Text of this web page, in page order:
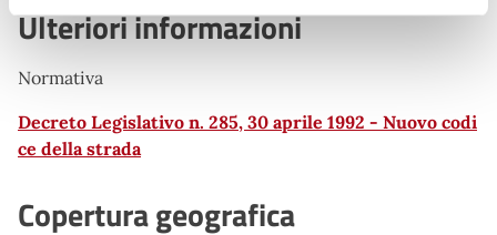
Ulteriori informazioni
Normativa
Decreto Legislativo n. 285, 30 aprile 1992 - Nuovo codi
ce della strada
Copertura geografica